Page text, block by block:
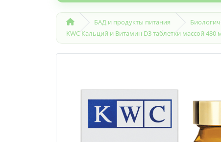
БАД и продукты питания
KWC Кальций и Витамин D3 таблетки массой 480